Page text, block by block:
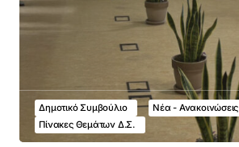
Δημοτικό Συμβούλιο
Νέα - Ανακοινώσεις
Πίνακες Θεμάτων Δ.Σ.